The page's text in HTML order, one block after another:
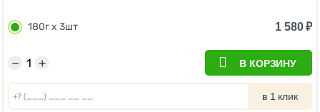
180г х 3шт 1 580₽
+
− В КОРЗИНУ
в 1 клик